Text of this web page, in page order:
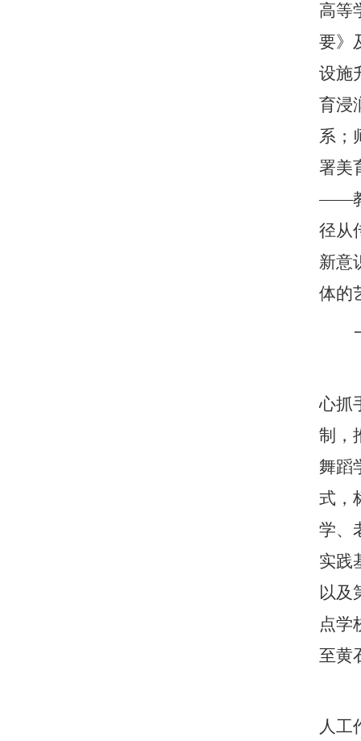
高等
要》
设施
育浸
系；
署美
——教
径从
新意
体的
心抓
制，
舞蹈
式，
学、
实践
以及
点学
至黄
人工